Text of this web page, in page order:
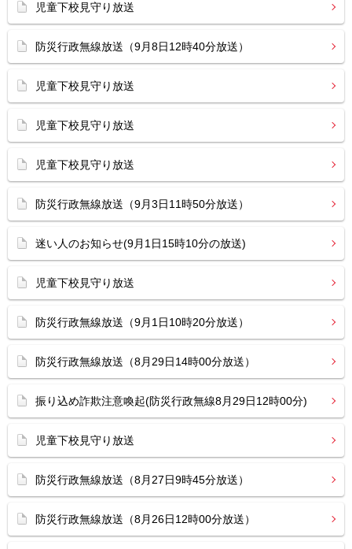
児童下校見守り放送
防災行政無線放送（9月8日12時40分放送）
児童下校見守り放送
児童下校見守り放送
児童下校見守り放送
防災行政無線放送（9月3日11時50分放送）
迷い人のお知らせ(9月1日15時10分の放送)
児童下校見守り放送
防災行政無線放送（9月1日10時20分放送）
防災行政無線放送（8月29日14時00分放送）
振り込め詐欺注意喚起(防災行政無線8月29日12時00分)
児童下校見守り放送
防災行政無線放送（8月27日9時45分放送）
防災行政無線放送（8月26日12時00分放送）